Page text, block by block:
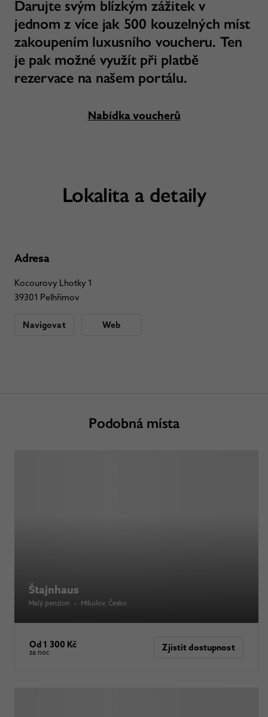
Darujte svým blízkým zážitek v
jednom z více jak 500 kouzelných míst
zakoupením luxusního voucheru. Ten
je pak možné využít při platbě
rezervace na našem portálu.
Nabídka voucherů
Lokalita a detaily
Adresa
Kocourovy Lhotky 1
39301 Pelhřimov
Navigovat Web
Podobná místa
Štajnhaus
Malý penzion • Mikulov, Česko
Od 1 300 Kč
za noc Zjistit dostupnost